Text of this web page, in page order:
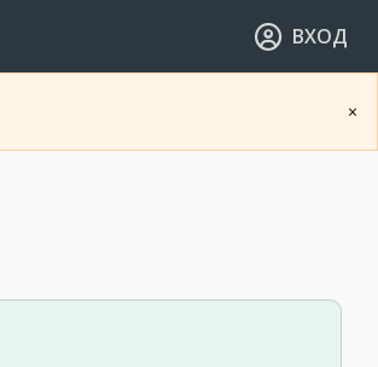
ВХОД
×